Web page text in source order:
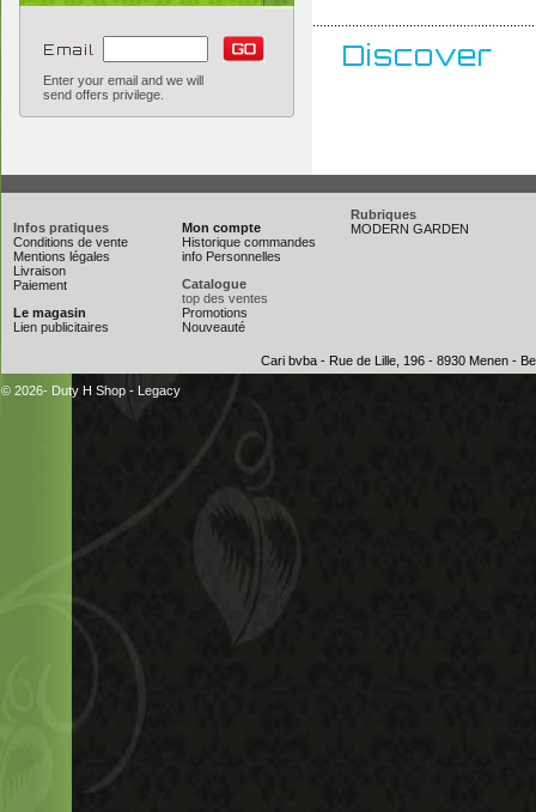
Email
Enter your email and we will
send offers privilege.
Discover
Infos pratiques
Conditions de vente
Mentions légales
Livraison
Paiement
Le magasin
Lien publicitaires
Mon compte
Historique commandes
info Personnelles
Catalogue
top des ventes
Promotions
Nouveauté
Rubriques
MODERN GARDEN
Cari bvba - Rue de Lille, 196 - 8930 Menen -
© 2026- Duty H Shop - Legacy